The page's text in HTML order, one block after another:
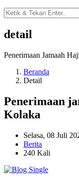
detail
Penerimaan Jamaah
Beranda
Detail
Penerimaan
Kolaka
Selasa, 08 Juli
Berita
240 Kali